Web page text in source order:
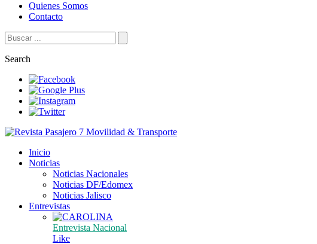
Quienes Somos
Contacto
Search
Inicio
Noticias
Noticias Nacionales
Noticias DF/Edomex
Noticias Jalisco
Entrevistas
Entrevista Nacional
Like